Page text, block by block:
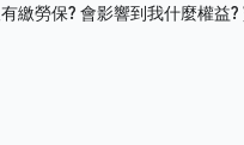
繳勞保? 會影響到我什麼權益?